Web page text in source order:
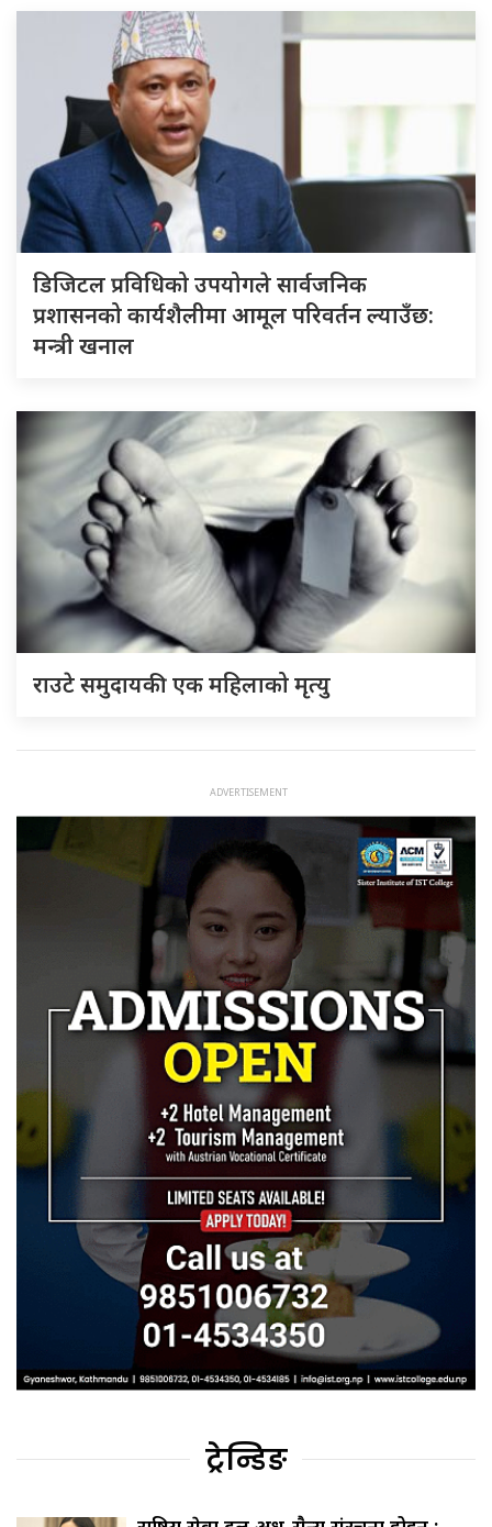
डिजिटल प्रविधिको उपयोगले सार्वजनिक
प्रशासनको कार्यशैलीमा आमूल परिवर्तन ल्याउँछ:
मन्त्री खनाल
राउटे समुदायकी एक महिलाको मृत्यु
ट्रेन्डिङ